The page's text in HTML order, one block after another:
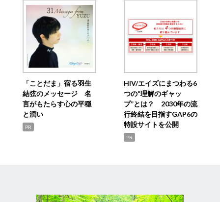
「ことだま」宿る羽生
結弦のメッセージ 名
言がもたらす心の平穏
と潤い
PR
HIV/エイズにまつわる6
つの“理解のギャッ
プ”とは？ 2030年の流
行終結を目指すGAP6の
特設サイトを公開
PR